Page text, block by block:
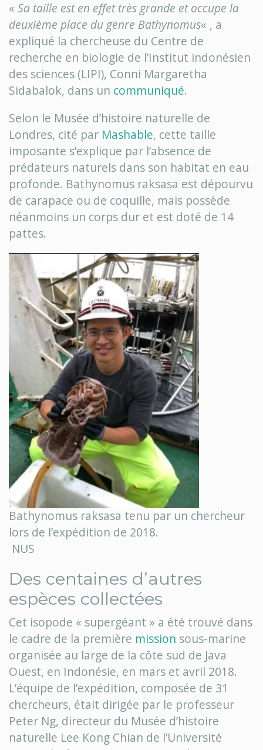
« Sa taille est en effet très grande et occupe la
deuxième place du genre Bathynomus« , a
expliqué la chercheuse du Centre de
recherche en biologie de l’Institut indonésien
des sciences (LIPI), Conni Margaretha
Sidabalok, dans un communiqué.
Selon le Musée d’histoire naturelle de
Londres, cité par Mashable, cette taille
imposante s’explique par l’absence de
prédateurs naturels dans son habitat en eau
profonde. Bathynomus raksasa est dépourvu
de carapace ou de coquille, mais possède
néanmoins un corps dur et est doté de 14
pattes.
Bathynomus raksasa tenu par un chercheur
lors de l’expédition de 2018.
NUS
Des centaines d’autres
espèces collectées
Cet isopode « supergéant » a été trouvé dans
le cadre de la première mission sous-marine
organisée au large de la côte sud de Java
Ouest, en Indonésie, en mars et avril 2018.
L’équipe de l’expédition, composée de 31
chercheurs, était dirigée par le professeur
Peter Ng, directeur du Musée d’histoire
naturelle Lee Kong Chian de l’Université